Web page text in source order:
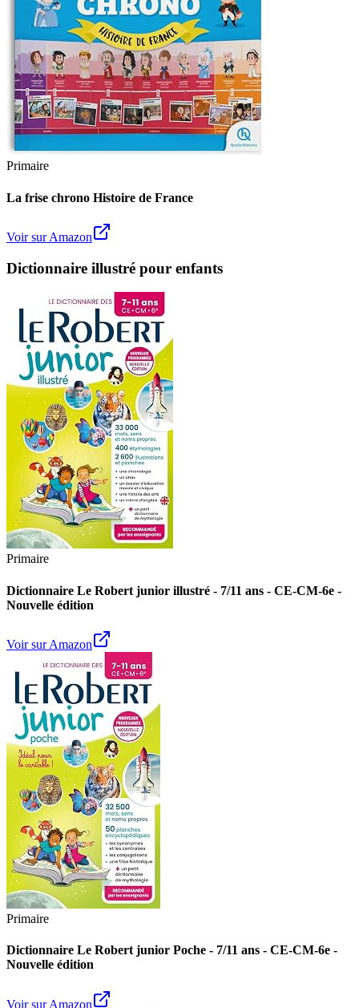
Primaire
La frise chrono Histoire de France
Voir sur Amazon
Dictionnaire illustré pour enfants
Primaire
Dictionnaire Le Robert junior illustré - 7/11 ans - CE-CM-6e -
Nouvelle édition
Voir sur Amazon
Primaire
Dictionnaire Le Robert junior Poche - 7/11 ans - CE-CM-6e -
Nouvelle édition
Voir sur Amazon